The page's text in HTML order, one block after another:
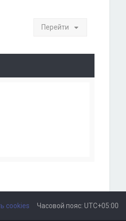
Перейти
Часовой пояс: UTC+05:00
cookies